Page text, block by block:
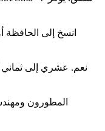
انسخ إلى الحافظة
نعم. عشري إلى ثماني
المطورون